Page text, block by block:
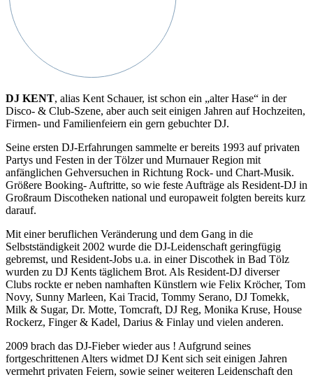
DJ KENT, alias Kent Schauer, ist schon ein „alter Hase“ in der
Disco- & Club-Szene, aber auch seit einigen Jahren auf Hochzeiten,
Firmen- und Familienfeiern ein gern gebuchter DJ.
Seine ersten DJ-Erfahrungen sammelte er bereits 1993 auf privaten
Partys und Festen in der Tölzer und Murnauer Region mit
anfänglichen Gehversuchen in Richtung Rock- und Chart-Musik.
Größere Booking- Auftritte, so wie feste Aufträge als Resident-DJ in
Großraum Discotheken national und europaweit folgten bereits kurz
darauf.
Mit einer beruflichen Veränderung und dem Gang in die
Selbstständigkeit 2002 wurde die DJ-Leidenschaft geringfügig
gebremst, und Resident-Jobs u.a. in einer Discothek in Bad Tölz
wurden zu DJ Kents täglichem Brot. Als Resident-DJ diverser
Clubs rockte er neben namhaften Künstlern wie Felix Kröcher, Tom
Novy, Sunny Marleen, Kai Tracid, Tommy Serano, DJ Tomekk,
Milk & Sugar, Dr. Motte, Tomcraft, DJ Reg, Monika Kruse, House
Rockerz, Finger & Kadel, Darius & Finlay und vielen anderen.
2009 brach das DJ-Fieber wieder aus ! Aufgrund seines
fortgeschrittenen Alters widmet DJ Kent sich seit einigen Jahren
vermehrt privaten Feiern, sowie seiner weiteren Leidenschaft den